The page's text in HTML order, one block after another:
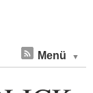
Menü